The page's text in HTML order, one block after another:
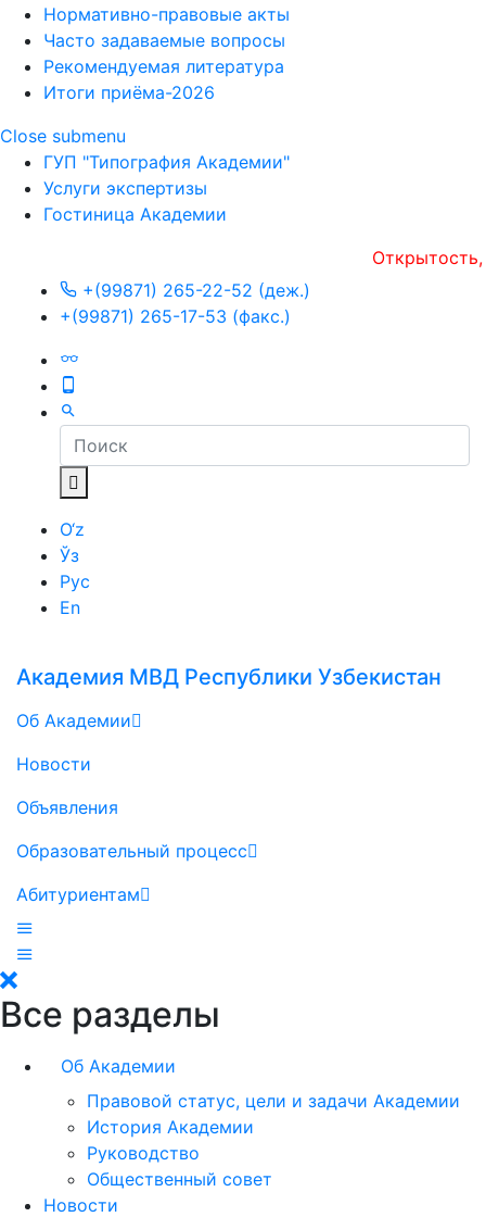
Нормативно-правовые акты
Часто задаваемые вопросы
Рекомендуемая литература
Итоги приёма-2026
Close submenu
ГУП "Типография Академии"
Услуги экспертизы
Гостиница Академии
Открытость,
+(99871) 265-22-52 (деж.)
+(99871) 265-17-53 (факс.)
O‘z
Ўз
Рус
En
Академия МВД Республики Узбекистан
Об Академии
Новости
Объявления
Образовательный процесс
Абитуриентам
Все разделы
Об Академии
Правовой статус, цели и задачи Академии
История Академии
Руководство
Общественный совет
Новости